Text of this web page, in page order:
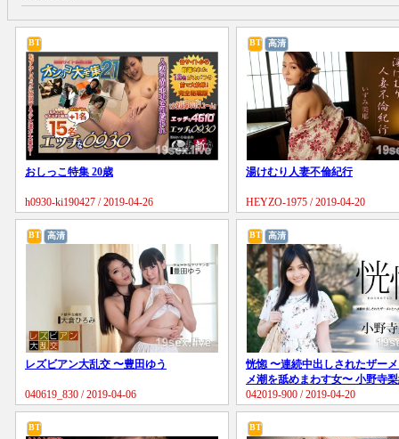
BT
おしっこ特集 20歳
h0930-ki190427 / 2019-04-26
BT 高清
湯けむり人妻不倫紀行
HEYZO-1975 / 2019-04-20
BT 高清
レズビアン大乱交 〜豊田ゆう
040619_830 / 2019-04-06
BT 高清
恍惚 〜連続中出しされたザー
メ潮を舐めまわす女〜 小野寺
042019-900 / 2019-04-20
BT BT